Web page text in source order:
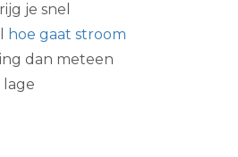
je snel
hoe gaat stroom
dan meteen
lage